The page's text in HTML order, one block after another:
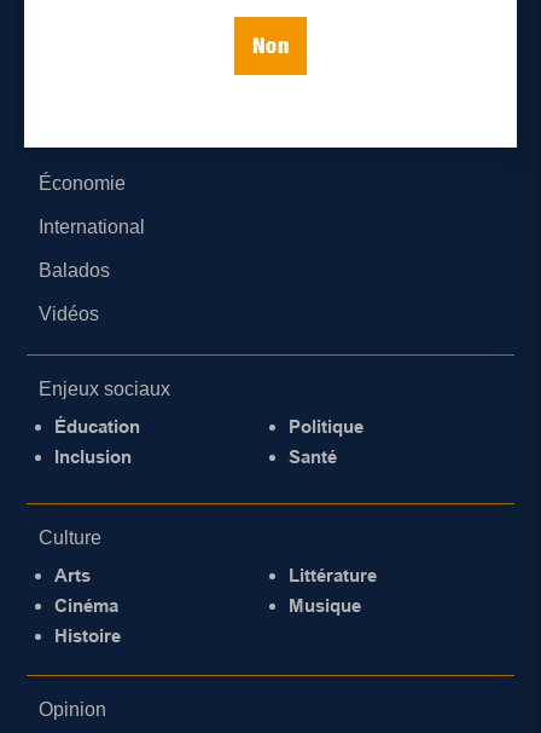
Non
Économie
International
Balados
Vidéos
Enjeux sociaux
Éducation
Inclusion
Politique
Santé
Culture
Arts
Cinéma
Histoire
Littérature
Musique
Opinion